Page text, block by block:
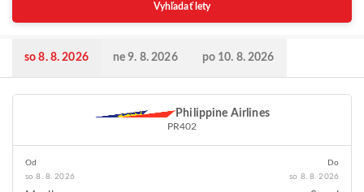
Vyhľadať lety
so 8. 8. 2026 ne 9. 8. 2026 po 10. 8. 2026
Philippine Airlines
PR402
Od
so 8. 8. 2026
Do
so 8. 8. 2026